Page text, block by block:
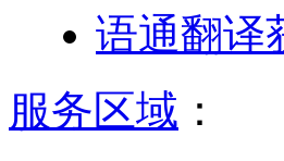
语通翻译
服务区域 ：